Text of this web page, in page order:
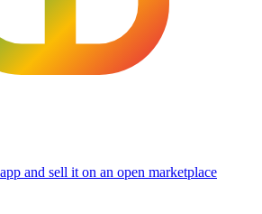
and sell it on an open marketplace